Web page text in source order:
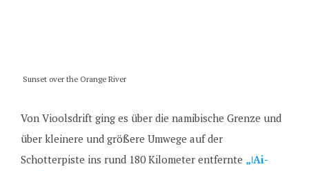
Sunset over the Orange River
Von Vioolsdrift ging es über die namibische Grenze und
über kleinere und größere Umwege auf der
Schotterpiste ins rund 180 Kilometer entfernte „ǀAi-